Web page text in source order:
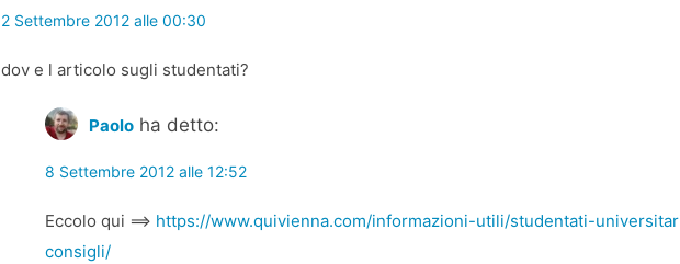
2 Settembre 2012 alle 00:30
dov e l articolo sugli studentati?
Paolo ha detto:
8 Settembre 2012 alle 12:52
Eccolo qui ==> https://www.quivienna.com/informazioni-utili/studentati-
consigli/